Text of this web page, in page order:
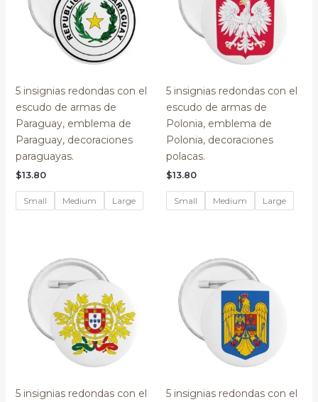
5 insignias redondas con el
escudo de armas de
Paraguay, emblema de
Paraguay, decoraciones
paraguayas.
$13.80
Small Medium Large
5 insignias redondas con el
escudo de armas de
Polonia, emblema de
Polonia, decoraciones
polacas.
$13.80
Small Medium Large
5 insignias redondas con el
5 insignias redondas con el